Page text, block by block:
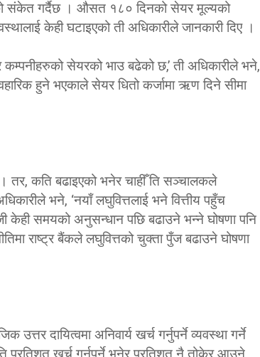
संकेत गर्दैछ । औसत १८० दिनको सेयर मूल्यको
केही घटाइएको ती अधिकारीले जानकारी दिए ।
सेयरको भाउ बढेको छ,’ ती अधिकारीले भने,
हुने भएकाले सेयर धितो कर्जामा ऋण दिने सीमा
तर, कति बढाइएको भनेर चाहीँ ति सञ्चालकले
भने, ‘नयाँ लघुवित्तलाई भने वित्तीय पहुँच
केही समयको अनुसन्धान पछि बढाउने भन्ने घोषणा पनि
राष्ट्र बैंकले लघुवित्तको चुक्ता पुँज बढाउने घोषणा
उत्तर दायित्वमा अनिवार्य खर्च गर्नुपर्ने व्यवस्था गर्ने
प्रतिशत खर्च गर्नुपर्ने भनेर प्रतिशत नै तोकेर आउने